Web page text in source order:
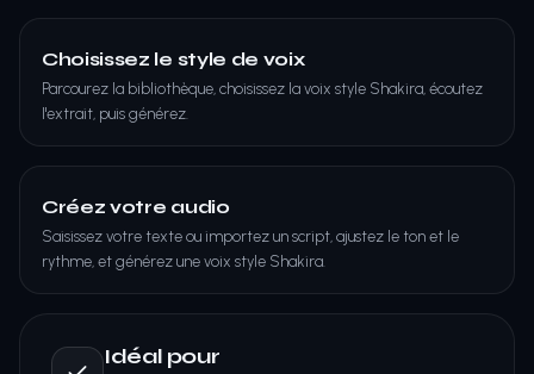
Choisissez le style de voix
Parcourez la bibliothèque, choisissez la voix style Shakira, écoutez
l'extrait, puis générez.
Créez votre audio
Saisissez votre texte ou importez un script, ajustez le ton et le
rythme, et générez une voix style Shakira.
Idéal pour